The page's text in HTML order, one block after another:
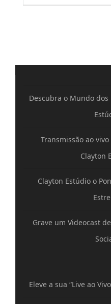
Descubra o Mundo dos
Transmissão ao
Clayton
Clayton Estúdio o
Grave um Videocast
Eleve a sua “Live ao